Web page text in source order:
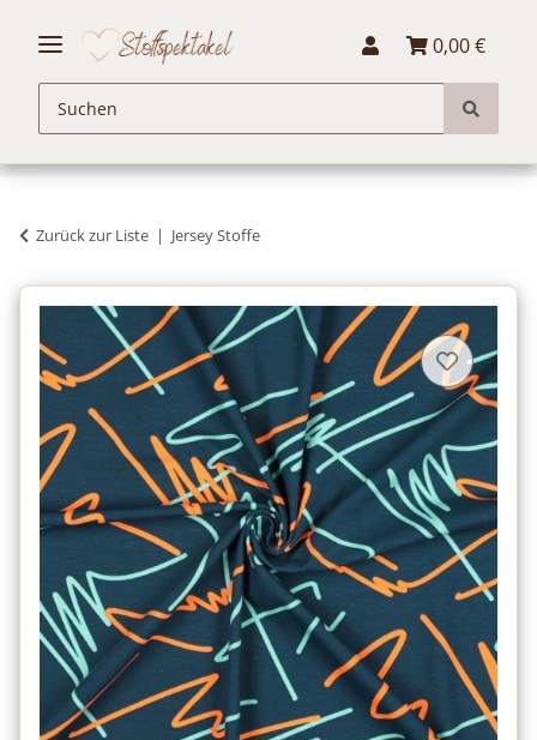
0,00 €
Zurück zur Liste Jersey Stoffe